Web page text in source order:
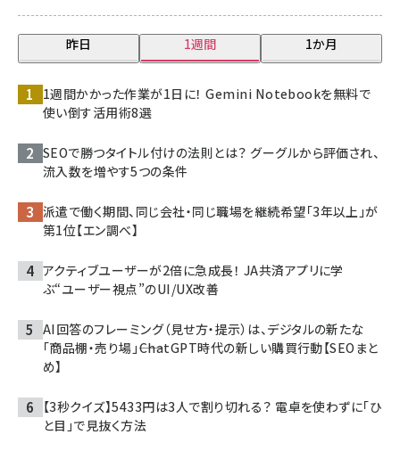
昨日 1週間 1か月
1週間かかった作業が1日に！ Gemini Notebookを無料で
使い倒す活用術8選
SEOで勝つタイトル付けの法則とは？ グーグルから評価され、
流入数を増やす5つの条件
派遣で働く期間、同じ会社・同じ職場を継続希望「3年以上」が
第1位【エン調べ】
アクティブユーザーが2倍に急成長！ JA共済アプリに学
ぶ“ユーザー視点”のUI/UX改善
AI回答のフレーミング（見せ方・提示）は、デジタルの新たな
「商品棚・売り場」――ChatGPT時代の新しい購買行動【SEOまと
め】
【3秒クイズ】5433円は3人で割り切れる？ 電卓を使わずに「ひ
と目」で見抜く方法